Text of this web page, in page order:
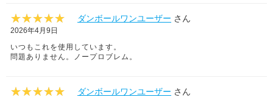
ダンボールワンユーザー さん
2026年4月9日
いつもこれを使用しています。
問題ありません。ノープロブレム。
ダンボールワンユーザー さん